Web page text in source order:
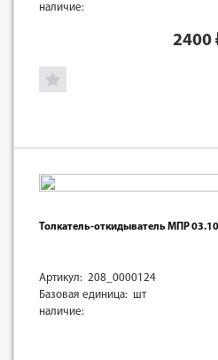
наличие:
2400
Толкатель-откидыватель МПР
Артикул: 208_0000124
Базовая единица: шт
наличие: